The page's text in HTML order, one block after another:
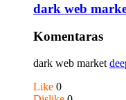
dark web
Komentaras
dark web market
Like 0